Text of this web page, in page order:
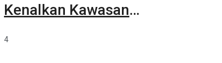
Kenalkan Kawasan
4